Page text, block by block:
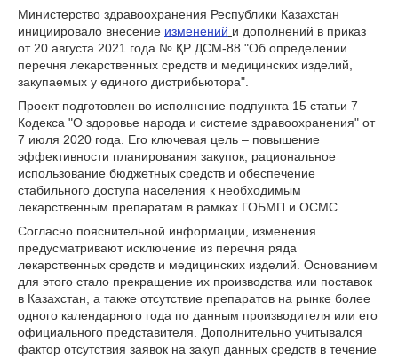
Министерство здравоохранения Республики Казахстан
инициировало внесение изменений и дополнений в приказ
от 20 августа 2021 года № ҚР ДСМ-88 "Об определении
перечня лекарственных средств и медицинских изделий,
закупаемых у единого дистрибьютора".
Проект подготовлен во исполнение подпункта 15 статьи 7
Кодекса "О здоровье народа и системе здравоохранения" от
7 июля 2020 года. Его ключевая цель – повышение
эффективности планирования закупок, рациональное
использование бюджетных средств и обеспечение
стабильного доступа населения к необходимым
лекарственным препаратам в рамках ГОБМП и ОСМС.
Согласно пояснительной информации, изменения
предусматривают исключение из перечня ряда
лекарственных средств и медицинских изделий. Основанием
для этого стало прекращение их производства или поставок
в Казахстан, а также отсутствие препаратов на рынке более
одного календарного года по данным производителя или его
официального представителя. Дополнительно учитывался
фактор отсутствия заявок на закуп данных средств в течение